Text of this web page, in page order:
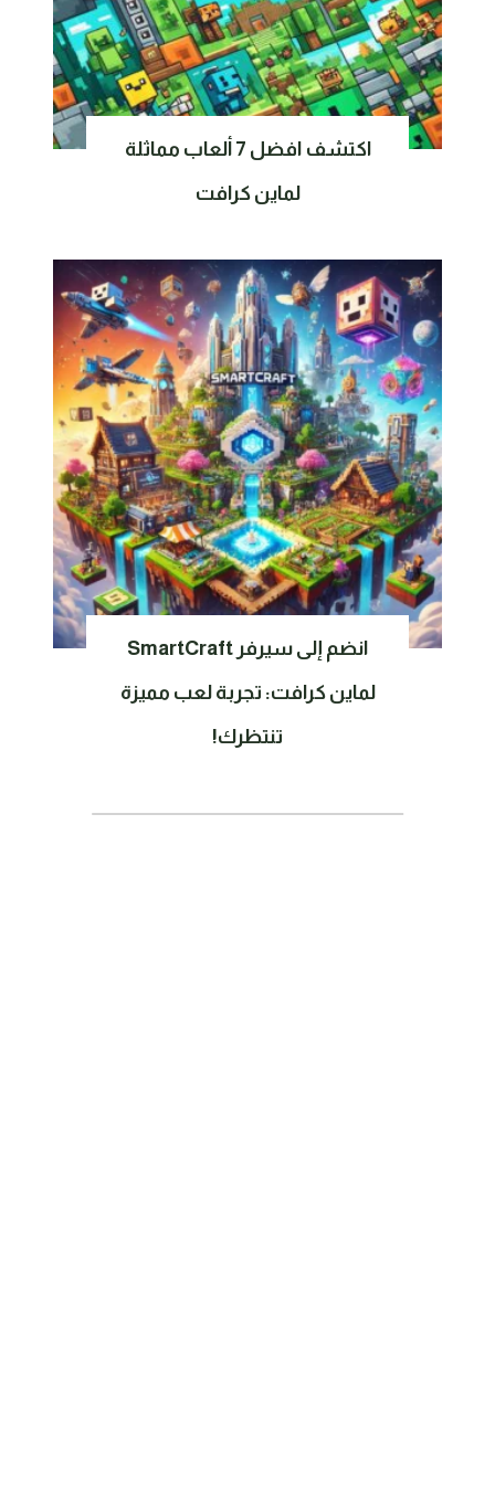
اكتشف افضل 7 ألعاب مماثلة
لماين كرافت
انضم إلى سيرفر SmartCraft
لماين كرافت: تجربة لعب مميزة
تنتظرك!